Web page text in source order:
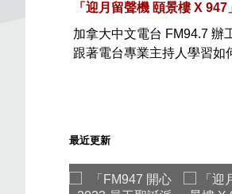
「迎月留聲機 頤景樓 X 947
加拿大中文電台 FM94.7 辦
跟著電台專業主持人學習如
最近更新